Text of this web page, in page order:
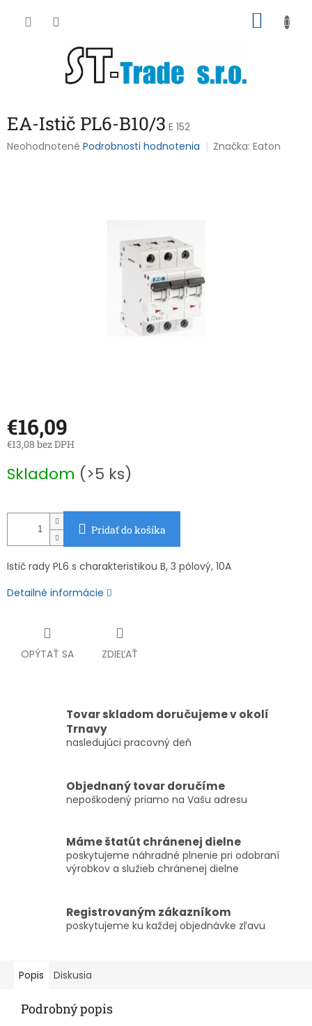
EA-Istič PL6-B10/3 E 152
Priemerné
Neohodnotené Podrobnosti hodnotenia Značka:Eaton
€16,09
€13,08 bez DPH
cena:
Skladom (>5 ks)
Pridať do košíka
Istič rady PL6 s charakteristikou B, 3 pólový, 10A
Detailné informácie
OPÝTAŤ SA ZDIEĽAŤ
Tovar skladom doručujeme v okolí
Trnavy
nasledujúci pracovný deň
Objednaný tovar doručíme
nepoškodený priamo na Vašu adresu
Máme štatút chránenej dielne
poskytujeme náhradné plnenie pri odobraní
výrobkov a služieb chránenej dielne
Registrovaným zákazníkom
poskytujeme ku každej objednávke zľavu
Popis Diskusia
Podrobný popis